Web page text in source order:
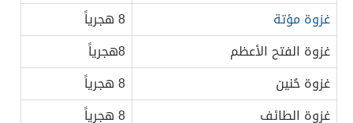
غزوة مؤتة
8 هجرياً
غزوة الفتح الأعظم
8هجرياً
غزوة حُنين
8 هجرياً
غزوة الطائف
8 هجرياً